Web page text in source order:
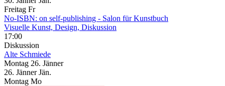
Freitag Fr
No-ISBN: on self-publishing - Salon für Kunstbuch
Visuelle Kunst, Design, Diskussion
17:00
Diskussion
Alte Schmiede
Montag 26. Jänner
26. Jänner Jän.
Montag Mo